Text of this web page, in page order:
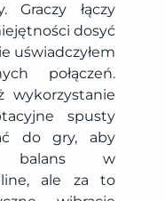
Graczy łączy
dosyć
uświadczyłem
połączeń.
wykorzystanie
spusty
do gry, aby
balans w
ale za to